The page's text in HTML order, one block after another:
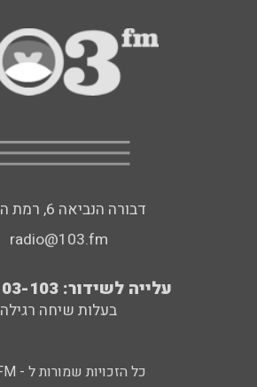
דבורה הנביאה 6, רמת השרון
radio@103.fm
עלייה לשידור: 0552-103-103
בעלות שיחה רגילה
כל הזכויות שמורות ל - 103FM